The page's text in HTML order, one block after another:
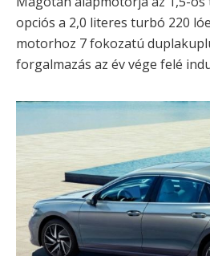
opciós a 2,0 literes turbó 220
motorhoz 7 fokozatú
forgalmazás az év vége felé